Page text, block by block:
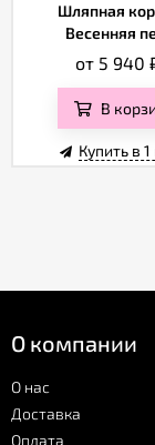
Шляпная
Весенняя
от 5 940
В
Купить в
О компании
О нас
Доставка
Оплата